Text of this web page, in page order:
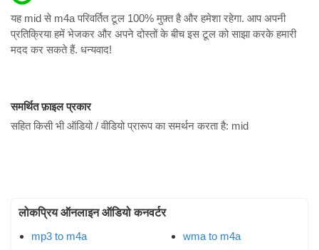
यह mid से m4a परिवर्तित टूल 100% मुफ़्त है और हमेशा रहेगा. आप अपनी
प्रतिक्रिया हमें भेजकर और अपने दोस्तों के बीच इस टूल को साझा करके हमारी
मदद कर सकते हैं. धन्यवाद!
समर्थित फ़ाइल प्रकार
सहित किसी भी ऑडियो / वीडियो प्रारूप का समर्थन करता है: mid
लोकप्रिय ऑनलाइन ऑडियो कनवर्टर
mp3 to m4a
wma to m4a